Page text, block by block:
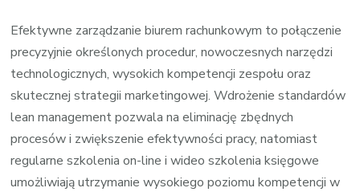
Efektywne zarządzanie biurem rachunkowym to połączenie
precyzyjnie określonych procedur, nowoczesnych narzędzi
technologicznych, wysokich kompetencji zespołu oraz
skutecznej strategii marketingowej. Wdrożenie standardów
lean management pozwala na eliminację zbędnych
procesów i zwiększenie efektywności pracy, natomiast
regularne szkolenia on-line i wideo szkolenia księgowe
umożliwiają utrzymanie wysokiego poziomu kompetencji w